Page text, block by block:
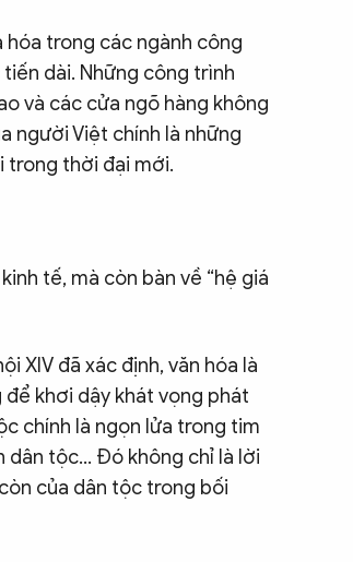
trong các ngành công
dài. Những công trình
và các cửa ngõ hàng không
người Việt chính là những
trong thời đại mới.
tế, mà còn bàn về “hệ giá
XIV đã xác định, văn hóa là
để khơi dậy khát vọng phát
chính là ngọn lửa trong tim
dân tộc… Đó không chỉ là lời
của dân tộc trong bối